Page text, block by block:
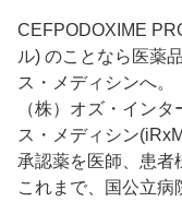
CEFPODOXIME
ル) のことなら医薬
ス・メディシンへ。
（株）オズ・イン
ス・メディシン
承認薬を医師、患者
これまで、国公立病